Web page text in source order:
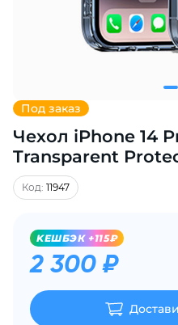
Под заказ
Чехол iPhone 14
Transparent
Код: 11947
KЕШБЭК +115₽
2 300 ₽
в корзину
% картой любого
Получайте товар
выбранный
списываться
по25%каждые 2
Подробнее